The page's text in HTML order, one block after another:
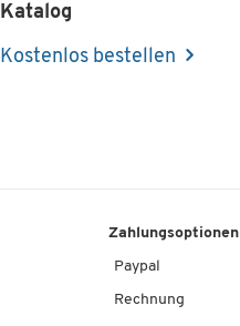
Katalog
Kostenlos bestellen
Zahlungsoptionen
Paypal
Rechnung